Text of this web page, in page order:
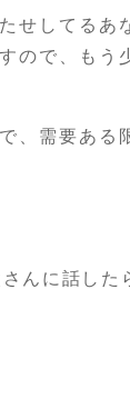
せしてるあ
ので、もう
、需要ある
んに話した